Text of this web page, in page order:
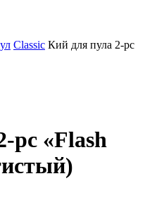
Classic Кий для пула 2-pc
pc «Flash